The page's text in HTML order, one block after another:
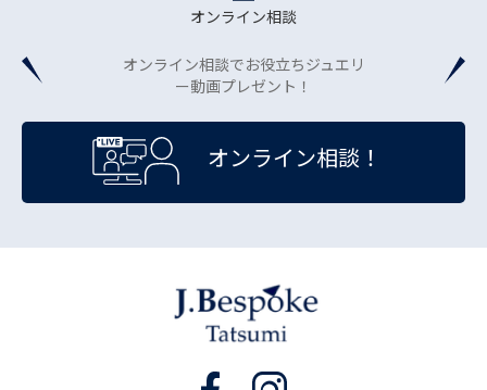
オンライン相談
オンライン相談でお役立ちジュエリ
ー動画プレゼント！
オンライン相談！